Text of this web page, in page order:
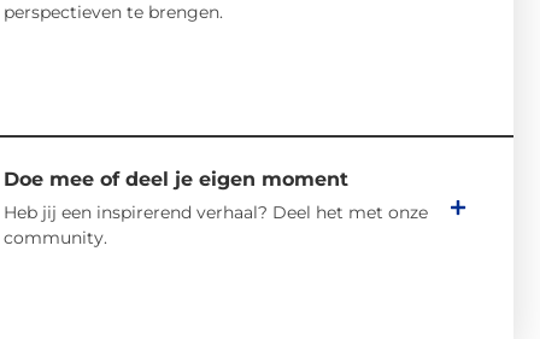
perspectieven te brengen.
Doe mee of deel je eigen moment
Heb jij een inspirerend verhaal? Deel het met onze
community.